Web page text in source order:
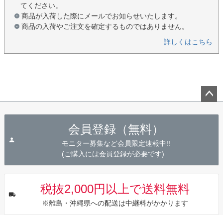
てください。
商品が入荷した際にメールでお知らせいたします。
商品の入荷やご注文を確定するものではありません。
詳しくはこちら
会員登録（無料）
モニター募集など会員限定速報中!!
(ご購入には会員登録が必要です)
税抜2,000円以上で送料無料
※離島・沖縄県への配送は中継料がかかります